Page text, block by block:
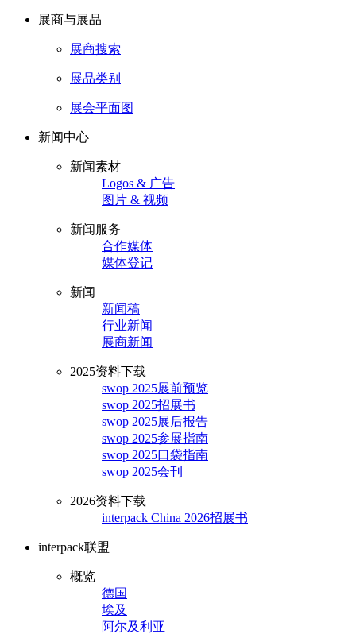
展商与展品
展商搜索
展品类别
展会平面图
新闻中心
新闻素材
Logos & 广告
图片 & 视频
新闻服务
合作媒体
媒体登记
新闻
新闻稿
行业新闻
展商新闻
2025资料下载
swop 2025展前预览
swop 2025招展书
swop 2025展后报告
swop 2025参展指南
swop 2025口袋指南
swop 2025会刊
2026资料下载
interpack China 2026招展书
interpack联盟
概览
德国
埃及
阿尔及利亚